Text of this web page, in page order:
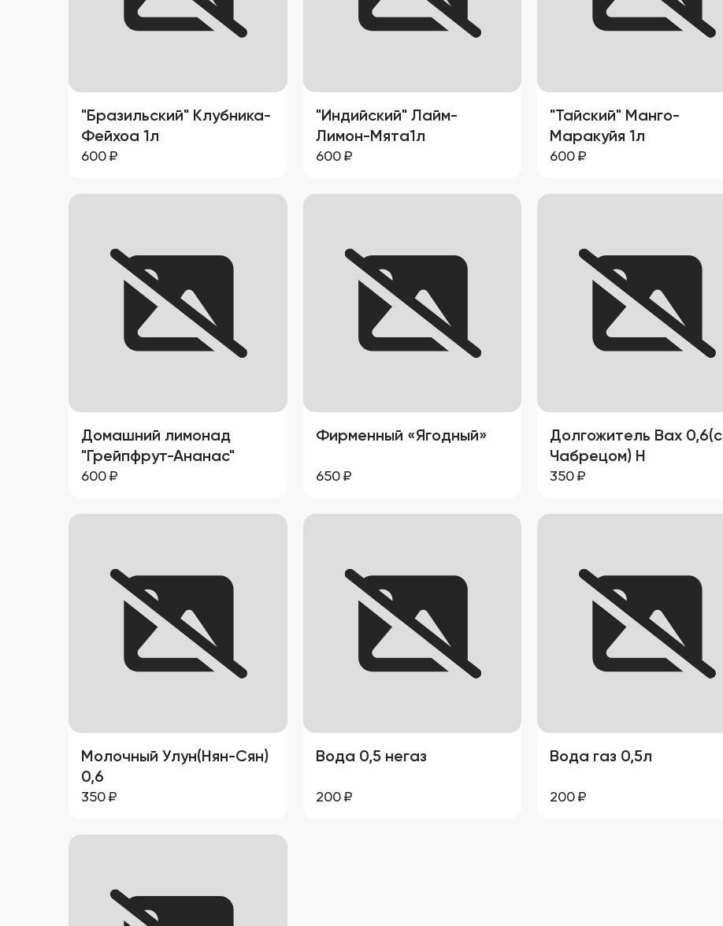
нотами карамели и орехового
привкуса от арахиса. Запах:
Приятный аромат карамели и
праздника.»
"Бразильский" Клубника-
Фейхоа 1л
600₽
"Индийский" Лайм-
Лимон-Мята1л
600 ₽
"Тайский" Манго-
Маракуйя 1л
600₽
Домашний лимонад
"Грейпфрут-Ананас"
600₽
Фирменный «Ягодный»
650 ₽
Долгожитель Вах 0,6(с
Чабрецом) Н
350₽
Молочный Улун(Нян-Сян)
0,6
350₽
Вода 0,5 негаз
200 ₽
Вода газ 0,5л
200₽